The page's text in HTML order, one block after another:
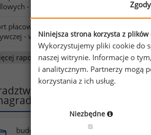
- wiosna/lato 2026
płacowy dla branży
- wiosna/lato 2026
raportów
w zakresie
budowa systemu
Zgody
Niniejsza strona korzysta z plików
Wykorzystujemy pliki cookie do
naszej witrynie. Informacje o
i analitycznym. Partnerzy mogą
korzystania z ich usług.
Niezbędne